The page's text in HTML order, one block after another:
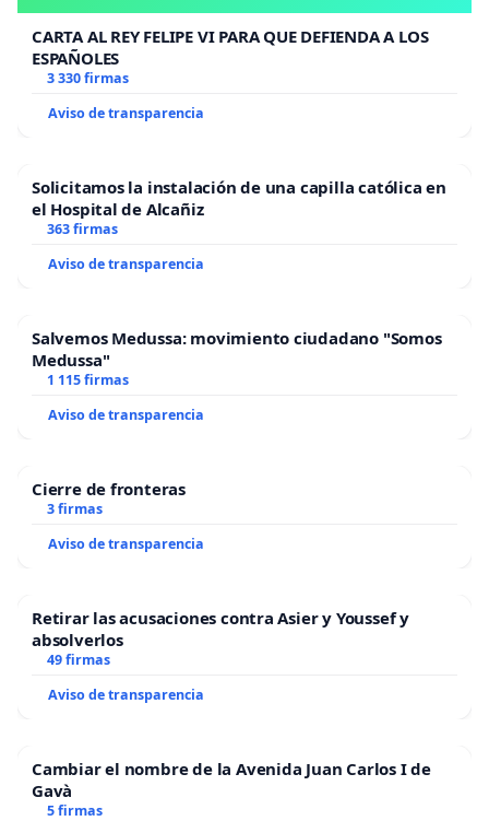
CARTA AL REY FELIPE VI PARA QUE DEFIENDA A LOS
ESPAÑOLES
3 330 firmas
Aviso de transparencia
Solicitamos la instalación de una capilla católica en
el Hospital de Alcañiz
363 firmas
Aviso de transparencia
Salvemos Medussa: movimiento ciudadano "Somos
Medussa"
1 115 firmas
Aviso de transparencia
Cierre de fronteras
3 firmas
Aviso de transparencia
Retirar las acusaciones contra Asier y Youssef y
absolverlos
49 firmas
Aviso de transparencia
Cambiar el nombre de la Avenida Juan Carlos I de
Gavà
5 firmas